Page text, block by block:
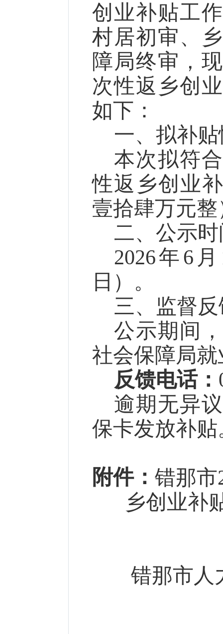
创业补贴工
村居初审、
障局终审，
次性返乡创
如下：
一、拟补
本次拟符
性返乡创业
壹拾肆万元整
二、公示
2026年6
日）。
三、监督
公示期间
社会保障局
反馈电话：
逾期无异
保卡发放补贴
附件： 错那市
乡创业补
错那市人